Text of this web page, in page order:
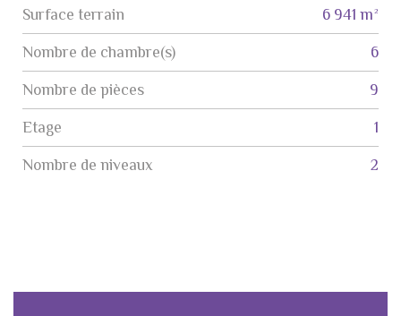
surface terrain 6 941 m²
Nombre de chambre(s) 6
Nombre de pièces 9
Etage 1
Nombre de niveaux 2